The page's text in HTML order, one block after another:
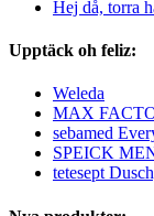
Hej då, torra
Upptäck oh feliz:
Weleda
MAX
sebamed
SPEICK
tetesept